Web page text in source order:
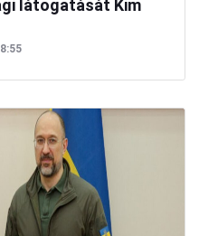
látogatását Kim